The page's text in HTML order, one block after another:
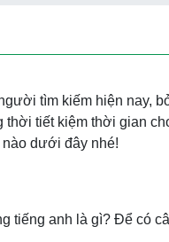
tìm kiếm hiện nay,
thời tiết kiệm thời gian
dưới đây nhé!
tiếng anh là gì? Để có